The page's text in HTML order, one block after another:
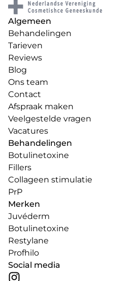
Algemeen
Behandelingen
Tarieven
Reviews
Blog
Ons team
Contact
Afspraak maken
Veelgestelde vragen
Vacatures
Behandelingen
Botulinetoxine
Fillers
Collageen stimulatie
PrP
Merken
Juvéderm
Botulinetoxine
Restylane
Profhilo
Social media